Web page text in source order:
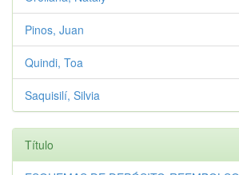
Pinos, Juan
Quindi, Toa
Saquisilí, Silvia
Título